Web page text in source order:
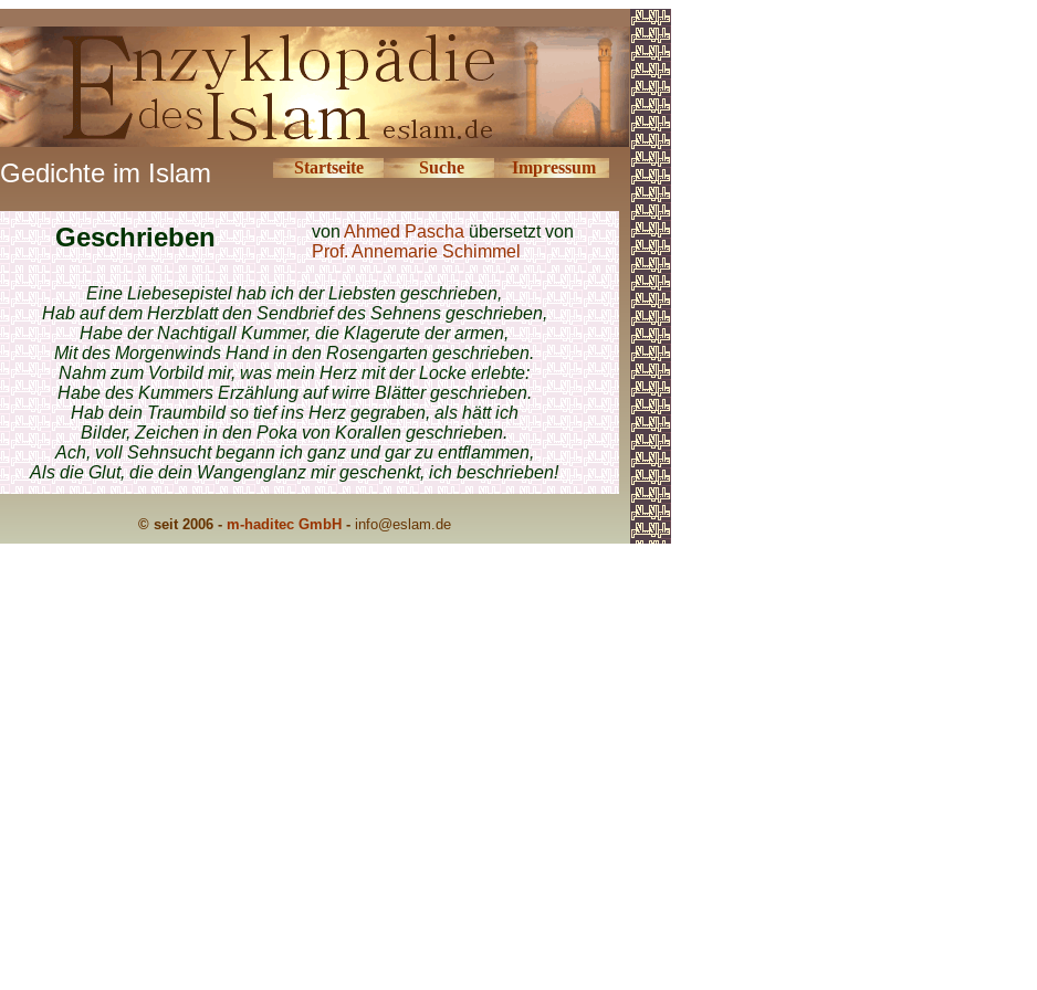
Gedichte im Islam Startseite Suche Impressum
Geschrieben vonAhmed Paschaübersetzt von
Prof. Annemarie Schimmel
Eine Liebesepistel hab ich der Liebsten geschrieben,
Hab auf dem Herzblatt den Sendbrief des Sehnens geschrieben,
Habe der Nachtigall Kummer, die Klagerute der armen,
Mit des Morgenwinds Hand in den Rosengarten geschrieben.
Nahm zum Vorbild mir, was mein Herz mit der Locke erlebte:
Habe des Kummers Erzählung auf wirre Blätter geschrieben.
Hab dein Traumbild so tief ins Herz gegraben, als hätt ich
Bilder, Zeichen in den Poka von Korallen geschrieben.
Ach, voll Sehnsucht begann ich ganz und gar zu entflammen,
Als die Glut, die dein Wangenglanz mir geschenkt, ich beschrieben!
© seit 2006 - m-haditec GmbH - info@eslam.de